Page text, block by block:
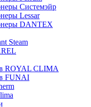
Системэйр
Lessar
DANTEX
Steam
ROYAL CLIMA
FUNAI